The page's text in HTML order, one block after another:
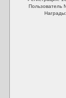
Пользователь
Награды: